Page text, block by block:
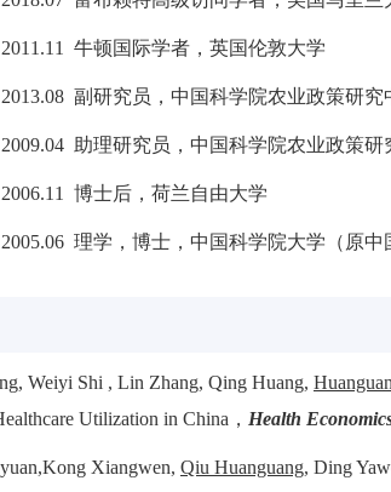
2011.11 牛顿国际学者，英国伦敦大学
2013.08 副研究员，中国科学院农业政策研究
2009.04 助理研究员，中国科学院农业政策研
2006.11 博士后，荷兰自由大学
2005.06 理学，博士，中国科学院大学（原中
Weiyi Shi , Lin Zhang, Qing Huang,
Utilization in China， Health
Xiangwen, Qiu Huanguang, Ding